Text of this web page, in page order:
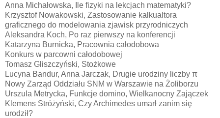
Anna Michałowska, Ile fizyki na lekcjach matematyki?
Krzysztof Nowakowski, Zastosowanie kalkualtora
graficznego do modelowania zjawisk przyrodniczych
Aleksandra Koch, Po raz pierwszy na konferencji
Katarzyna Burnicka, Pracownia całodobowa
Konkurs w parcowni całodobowej
Tomasz Gliszczyński, Stożkowe
Lucyna Bandur, Anna Jarczak, Drugie urodziny liczby π
Nowy Zarząd Oddziału SNM w Warszawie na Żoliborzu
Urszula Metrycka, Funkcje domino, Wielkanocny Zajączek
Klemens Stróżyński, Czy Archimedes umarł zanim się
urodził?